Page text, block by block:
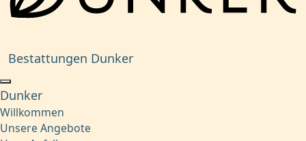
Bestattungen Dunker
Dunker
Willkommen
Unsere Angebote